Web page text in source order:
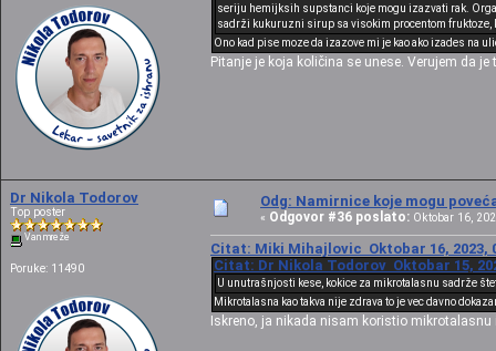
seriju hemijksih supstanci koje mogu izazvati rak.
sadrži kukuruzni sirup sa visokim procentom fruktoze,
Ono kad pise moze da izazove mi je kao ako izades na
Pitanje je koja količina se unese. Verujem da je
Dr Nikola Todorov
Top poster
Van mreže
Poruke: 11490
Odg: Namirnice koje mogu
« Odgovor #36 poslato: Oktobar 16,
Citat: Miki Mihajlovic Oktobar 16, 2023,
Citat: Dr Nikola Todorov Oktobar 15,
U unutrašnjosti kese, kokice za mikrotalasnu sadrže
Mikrotalasna kao takva nije zdrava to je vec davno
Iskreno, ja nikada nisam koristio